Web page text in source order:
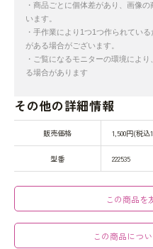
・商品ごとに個体差があり、画像
います。
・手作業により1つ1つ作られてい
がある場合がございます。
・ご覧になるモニターの環境によ
る場合があります
その他の詳細情報
販売価格 1,500円(税込
型番 222535
この商品を
この商品につ